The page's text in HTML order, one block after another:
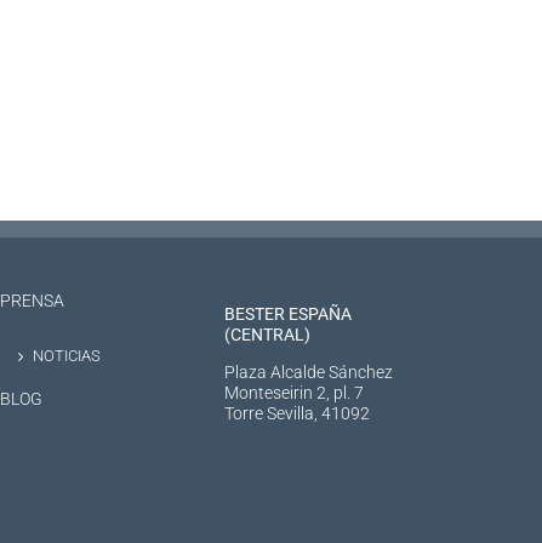
PRENSA
NOTICIAS
BLOG
BESTER ESPAÑA
(CENTRAL)
Plaza Alcalde Sánchez
Monteseirin 2, pl. 7
Torre Sevilla, 41092